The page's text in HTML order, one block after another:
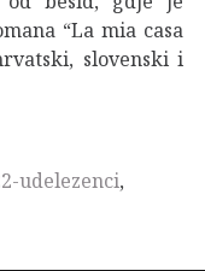
“La mia casa
slovenski i
udelezenci,